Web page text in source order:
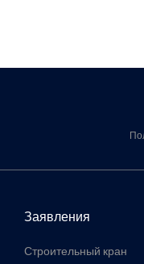
Заявления
Строительный кран